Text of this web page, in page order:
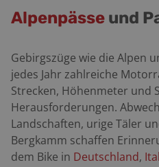
Alpenpässe und
Gebirgszüge wie die Alpen
jedes Jahr zahlreiche
Strecken, Höhenmeter und
Herausforderungen.
Landschaften, urige Täler
Bergkamm schaffen
dem Bike in Deutschland,